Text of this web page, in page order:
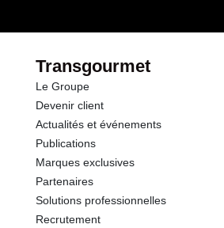
Transgourmet
Le Groupe
Devenir client
Actualités et événements
Publications
Marques exclusives
Partenaires
Solutions professionnelles
Recrutement